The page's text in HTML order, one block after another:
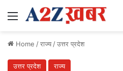
Menu
Home /राज्य/उत्तर प्रदेश
उत्तर प्रदेश राज्य